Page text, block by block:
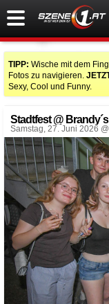
TIPP: Wische mit dem
Fotos zu navigieren.
Sexy, Cool und Funny.
Stadtfest @ Brandy´s
Samstag, 27. Juni 2026 @